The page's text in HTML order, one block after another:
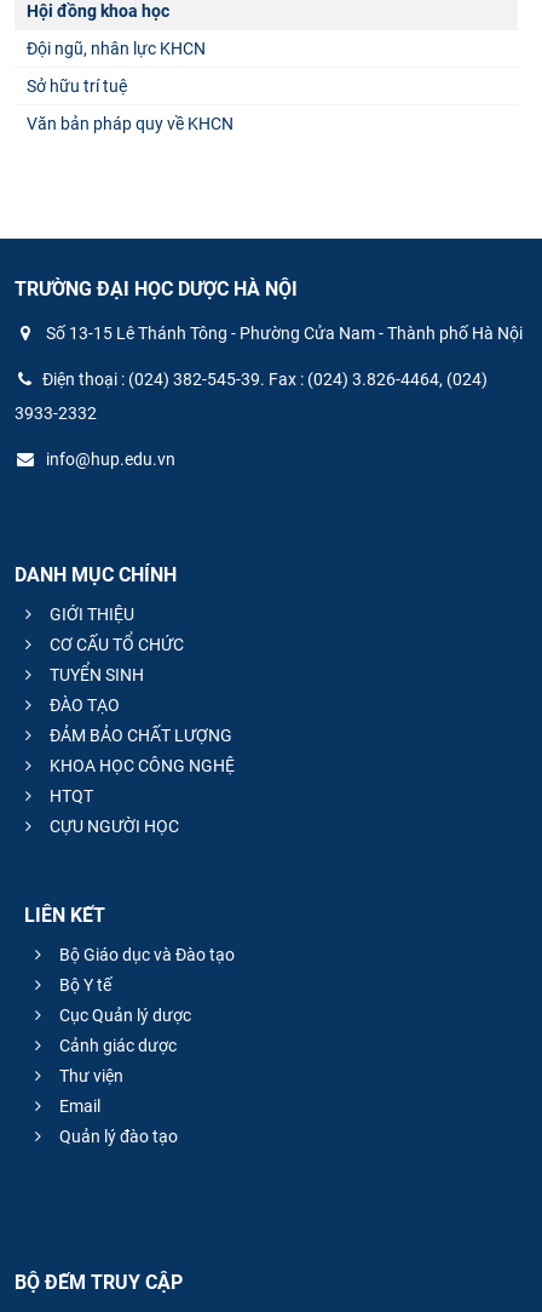
Hội đồng khoa học
Đội ngũ, nhân lực KHCN
Sở hữu trí tuệ
Văn bản pháp quy về KHCN
TRƯỜNG ĐẠI HỌC DƯỢC HÀ NỘI
Số 13-15 Lê Thánh Tông - Phường Cửa Nam - Thành phố Hà Nội
Điện thoại : (024) 382-545-39. Fax : (024) 3.826-4464, (024)
3933-2332
info@hup.edu.vn
DANH MỤC CHÍNH
GIỚI THIỆU
CƠ CẤU TỔ CHỨC
TUYỂN SINH
ĐÀO TẠO
ĐẢM BẢO CHẤT LƯỢNG
KHOA HỌC CÔNG NGHỆ
HTQT
CỰU NGƯỜI HỌC
LIÊN KẾT
Bộ Giáo dục và Đào tạo
Bộ Y tế
Cục Quản lý dược
Cảnh giác dược
Thư viện
Email
Quản lý đào tạo
BỘ ĐẾM TRUY CẬP